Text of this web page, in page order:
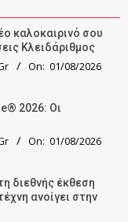
καλοκαιρινό σου
Κλειδάριθμος
On: 01/08/2026
2026: Οι
On: 01/08/2026
διεθνής έκθεση
ανοίγει στην